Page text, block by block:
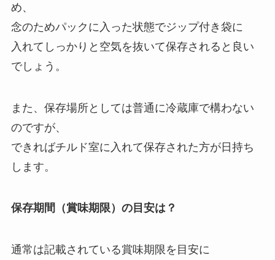
め、
念のためパックに入った状態でジップ付き袋に
入れてしっかりと空気を抜いて保存されると良い
でしょう。
また、保存場所としては普通に冷蔵庫で構わない
のですが、
できればチルド室に入れて保存された方が日持ち
します。
保存期間（賞味期限）の目安は？
通常は記載されている賞味期限を目安に